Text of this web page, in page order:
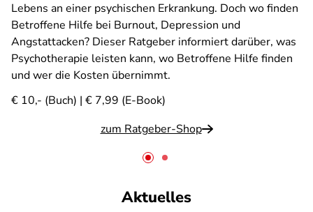
Lebens an einer psychischen Erkrankung. Doch wo finden
Betroffene Hilfe bei Burnout, Depression und
Angstattacken? Dieser Ratgeber informiert darüber, was
Psychotherapie leisten kann, wo Betroffene Hilfe finden
und wer die Kosten übernimmt.
€ 10,- (Buch) | € 7,99 (E-Book)
zum Ratgeber-Shop
Aktuelles